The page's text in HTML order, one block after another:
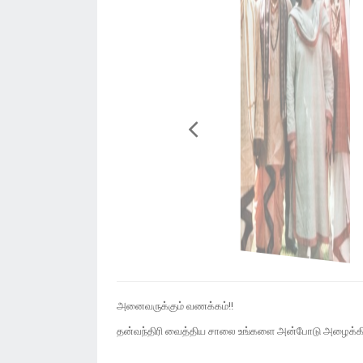
அனைவருக்கும் வணக்கம்!!
தன்வந்திரி வைத்திய சாலை உங்களை அன்போடு